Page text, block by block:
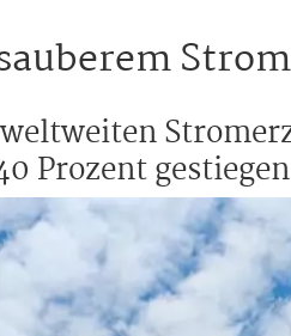
Prozent